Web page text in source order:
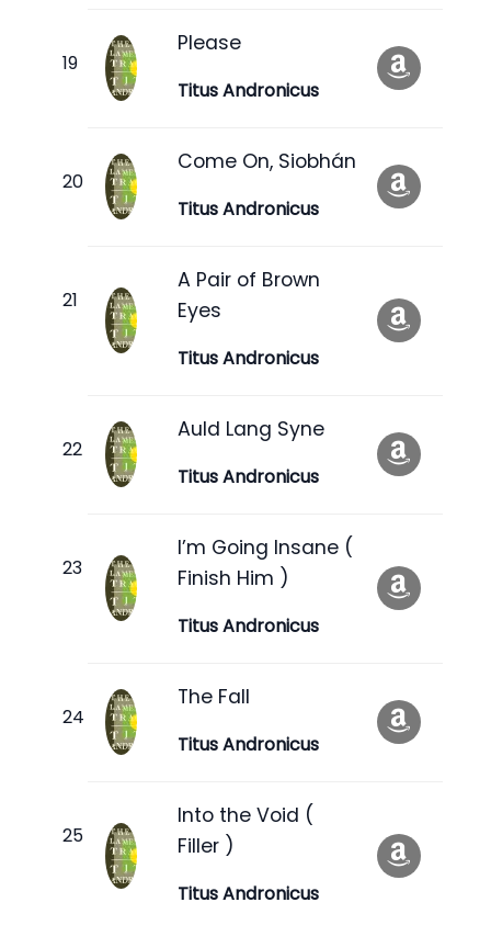
Please
Titus Andronicus
Come On, Siobhán
Titus Andronicus
A Pair of Brown
Eyes
Titus Andronicus
Auld Lang Syne
Titus Andronicus
I’m Going Insane (
Finish Him )
Titus Andronicus
The Fall
Titus Andronicus
Into the Void (
Filler )
Titus Andronicus